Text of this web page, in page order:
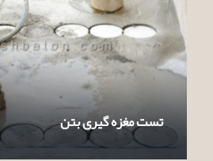
تست مغزه گیری بتن